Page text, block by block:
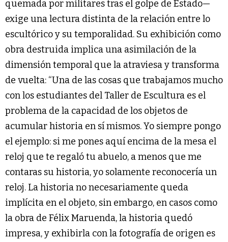
quemada por militares tras el golpe de Estado—
exige una lectura distinta de la relación entre lo
escultórico y su temporalidad. Su exhibición como
obra destruida implica una asimilación de la
dimensión temporal que la atraviesa y transforma
de vuelta: “Una de las cosas que trabajamos mucho
con los estudiantes del Taller de Escultura es el
problema de la capacidad de los objetos de
acumular historia en sí mismos. Yo siempre pongo
el ejemplo: si me pones aquí encima de la mesa el
reloj que te regaló tu abuelo, a menos que me
contaras su historia, yo solamente reconocería un
reloj. La historia no necesariamente queda
implícita en el objeto, sin embargo, en casos como
la obra de Félix Maruenda, la historia quedó
impresa, y exhibirla con la fotografía de origen es